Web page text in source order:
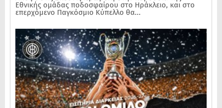
Εθνικής ομάδας ποδοσφαίρου στο Ηράκλειο, και στο
επερχόμενο Παγκόσμιο Κύπελλο θα...